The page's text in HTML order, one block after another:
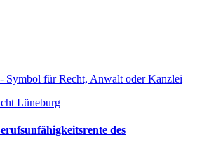
Lüneburg
des